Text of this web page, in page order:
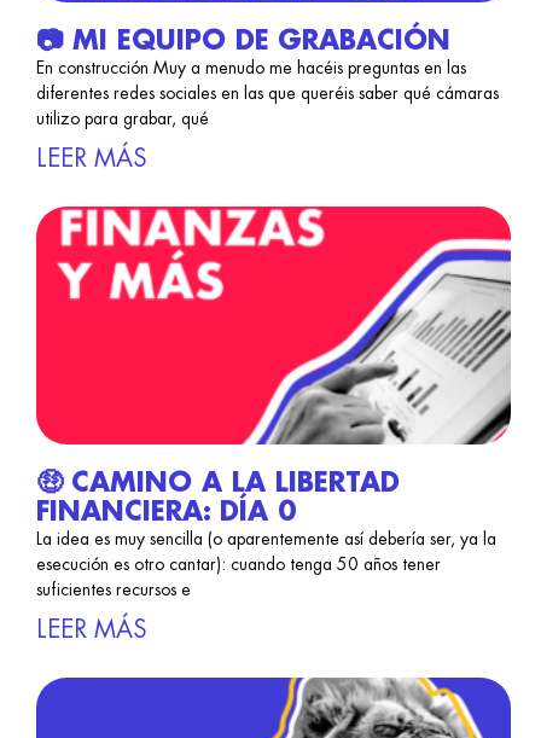
📷 MI EQUIPO DE GRABACIÓN
En construcción Muy a menudo me hacéis preguntas en las
diferentes redes sociales en las que queréis saber qué cámaras
utilizo para grabar, qué
LEER MÁS
🤑 CAMINO A LA LIBERTAD
FINANCIERA: DÍA 0
La idea es muy sencilla (o aparentemente así debería ser, ya la
esecución es otro cantar): cuando tenga 50 años tener
suficientes recursos e
LEER MÁS